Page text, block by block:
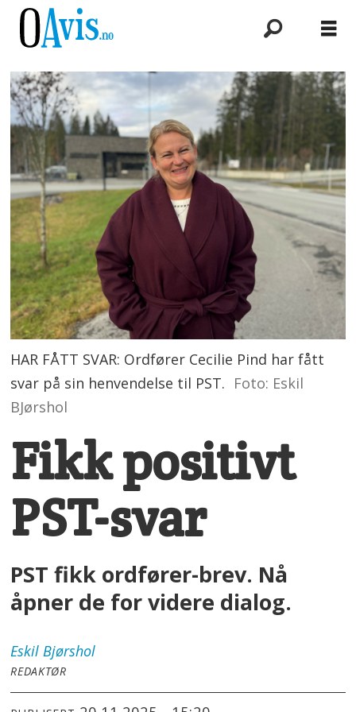
HAR FÅTT SVAR: Ordfører Cecilie Pind har fått
svar på sin henvendelse til PST. Foto: Eskil
BJørshol
Fikk positivt
PST-svar
PST fikk ordfører-brev. Nå
åpner de for videre dialog.
Eskil Bjørshol
REDAKTØR